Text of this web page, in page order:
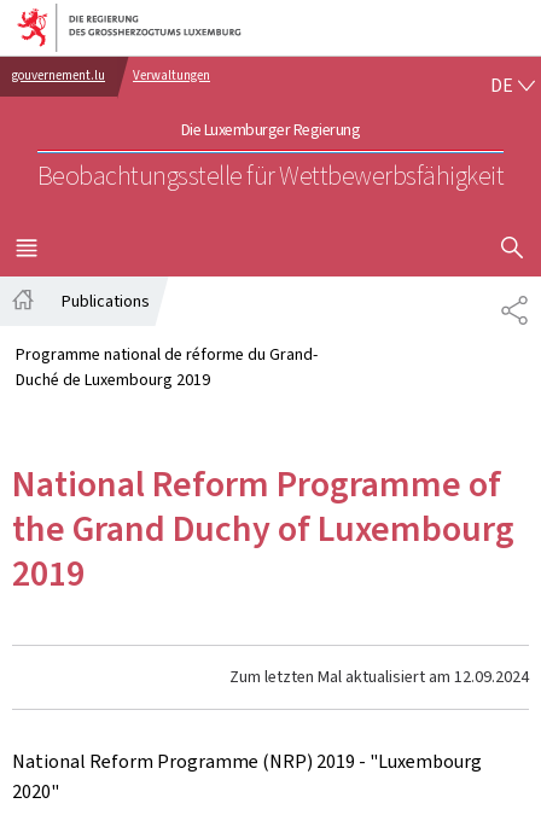
Zur Hauptnavigation
Zum Inhalt
gouvernement.lu Verwaltungen
Die Luxemburger Regierung
Beobachtungsstelle für Wettbewerbsfähigkeit
DE
MENÜ
HAUPT-
Publications
Programme national de réforme du Grand-
Duché de Luxembourg 2019
National Reform Programme of
the Grand Duchy of Luxembourg
2019
Zum letzten Mal aktualisiert am 12.09.2024
National Reform Programme (NRP) 2019 - "Luxembourg
2020"